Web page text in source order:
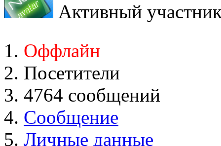
Активный
Оффлайн
Посетители
4764 сообщений
Сообщение
Личные данные